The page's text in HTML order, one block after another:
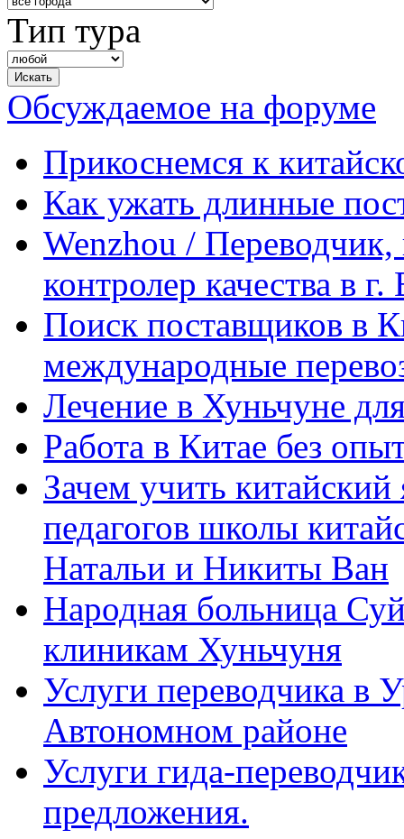
Тип тура
Обсуждаемое на форуме
Прикоснемся к
Как ужать длинные
Wenzhou / Переводчик,
контролер качества в
Поиск поставщиков в
международные
Лечение в Хуньчуне
Работа в Китае без
Зачем учить
педагогов школы
Натальи и Никиты Ван
Народная больница
клиникам Хуньчуня
Услуги переводчика в
Автономном районе
Услуги гида-
предложения.